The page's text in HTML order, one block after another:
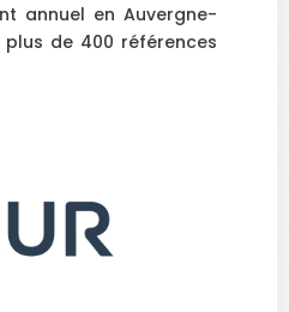
annuel en Auvergne-
plus de 400 références